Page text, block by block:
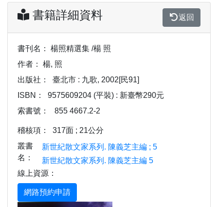
書籍詳細資料 返回
書刊名：
楊照精選集 /楊 照
作者：
楊, 照
出版社：
臺北市 : 九歌, 2002[民91]
ISBN：
9575609204 (平裝) : 新臺幣290元
索書號：
855 4667.2-2
稽核項：
317面 ; 21公分
叢書
名：
新世紀散文家系列. 陳義芝主編 ; 5
新世紀散文家系列. 陳義芝主編 5
線上資源：